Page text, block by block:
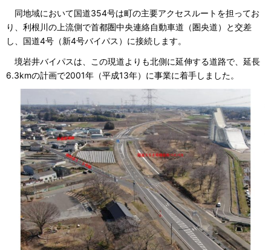
同地域において国道354号は町の主要アクセスルートを担ってお
り、利根川の上流側で首都圏中央連絡自動車道（圏央道）と交差
し、国道4号（新4号バイパス）に接続します。
境岩井バイパスは、この現道よりも北側に延伸する道路で、延長
6.3kmの計画で2001年（平成13年）に事業に着手しました。